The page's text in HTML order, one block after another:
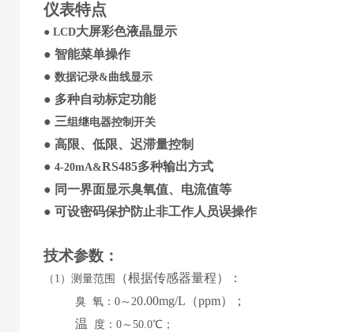
仪表特点
● LCD大屏彩色液晶显示
● 智能菜单操作
● 数据记录&曲线显示
● 多种自动标定功能
● 三组继电器控制开关
● 高限、低限、迟滞量控制
● 4-20mA&RS485多种输出方式
● 同一界面显示臭氧值、 电流值等
● 可设密码保护防止非工作人员误操作
技术参数 ：
（ 1）测量范围 （根据传感器量程） ：
臭 氧 ： 0～20.00mg/L （ppm）
；
温
度： 0～50.0℃；